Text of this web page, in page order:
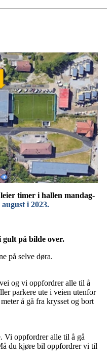
timer i hallen mandag-
i 2023.
på bilde over.
på selve døra.
og vi oppfordrer alle til å
parkere ute i veien utenfor
å gå fra krysset og bort
Vi oppfordrer alle til å gå
du kjøre bil oppfordrer vi til